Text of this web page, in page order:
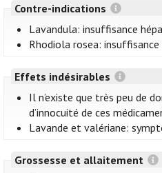
Contre-indications
Lavandula: insuffisance
Rhodiola rosea:
Effets indésirables
Il n’existe que très peu de
d’innocuité de ces
Lavande et valériane:
Grossesse et allaitement